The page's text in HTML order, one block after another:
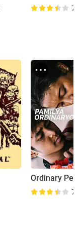
7.8
Ordinary
7.3